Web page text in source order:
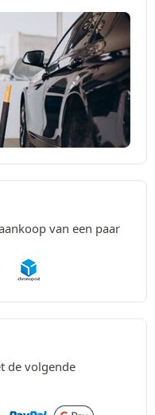
van een paar
de volgende